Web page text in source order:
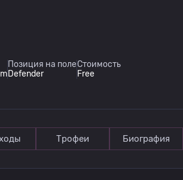
Позиция на поле
Defender
Стоимость
Free
Трофеи Биография